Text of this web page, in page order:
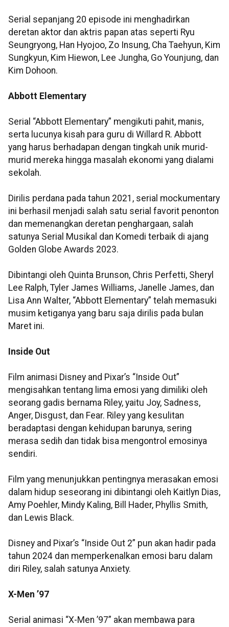
Serial sepanjang 20 episode ini menghadirkan
deretan aktor dan aktris papan atas seperti Ryu
Seungryong, Han Hyojoo, Zo Insung, Cha Taehyun, Kim
Sungkyun, Kim Hiewon, Lee Jungha, Go Younjung, dan
Kim Dohoon.
Abbott Elementary
Serial “Abbott Elementary” mengikuti pahit, manis,
serta lucunya kisah para guru di Willard R. Abbott
yang harus berhadapan dengan tingkah unik murid-
murid mereka hingga masalah ekonomi yang dialami
sekolah.
Dirilis perdana pada tahun 2021, serial mockumentary
ini berhasil menjadi salah satu serial favorit penonton
dan memenangkan deretan penghargaan, salah
satunya Serial Musikal dan Komedi terbaik di ajang
Golden Globe Awards 2023.
Dibintangi oleh Quinta Brunson, Chris Perfetti, Sheryl
Lee Ralph, Tyler James Williams, Janelle James, dan
Lisa Ann Walter, “Abbott Elementary” telah memasuki
musim ketiganya yang baru saja dirilis pada bulan
Maret ini.
Inside Out
Film animasi Disney and Pixar’s “Inside Out”
mengisahkan tentang lima emosi yang dimiliki oleh
seorang gadis bernama Riley, yaitu Joy, Sadness,
Anger, Disgust, dan Fear. Riley yang kesulitan
beradaptasi dengan kehidupan barunya, sering
merasa sedih dan tidak bisa mengontrol emosinya
sendiri.
Film yang menunjukkan pentingnya merasakan emosi
dalam hidup seseorang ini dibintangi oleh Kaitlyn Dias,
Amy Poehler, Mindy Kaling, Bill Hader, Phyllis Smith,
dan Lewis Black.
Disney and Pixar’s “Inside Out 2” pun akan hadir pada
tahun 2024 dan memperkenalkan emosi baru dalam
diri Riley, salah satunya Anxiety.
X-Men ’97
Serial animasi “X-Men ’97” akan membawa para